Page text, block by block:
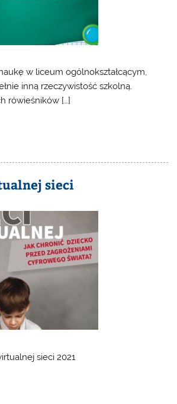
w liceum ogólnokształcącym,
inną rzeczywistość szkolną.
rówieśników […]
sieci
sieci 2021